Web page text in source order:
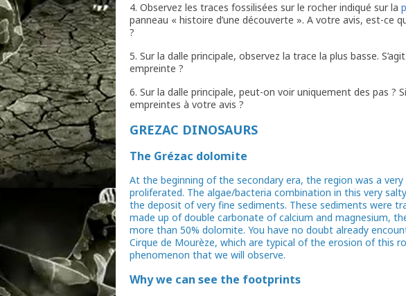
4. Observez les traces fossilisées sur le rocher indiqué sur la
panneau « histoire d’une découverte ». A votre avis, est-ce
?
5. Sur la dalle principale, observez la trace la plus basse.
empreinte ?
6. Sur la dalle principale, peut-on voir uniquement des pas ?
empreintes à votre avis ?
GREZAC DINOSAURS
The Grézac dolomite
At the beginning of the secondary era, the region was a
proliferated. The algae/bacteria combination in this very
the deposit of very fine sediments. These sediments were
made up of double carbonate of calcium and magnesium,
more than 50% dolomite. You have no doubt already
Cirque de Mourèze, which are typical of the erosion of this
phenomenon that we will observe.
Why we can see the footprints